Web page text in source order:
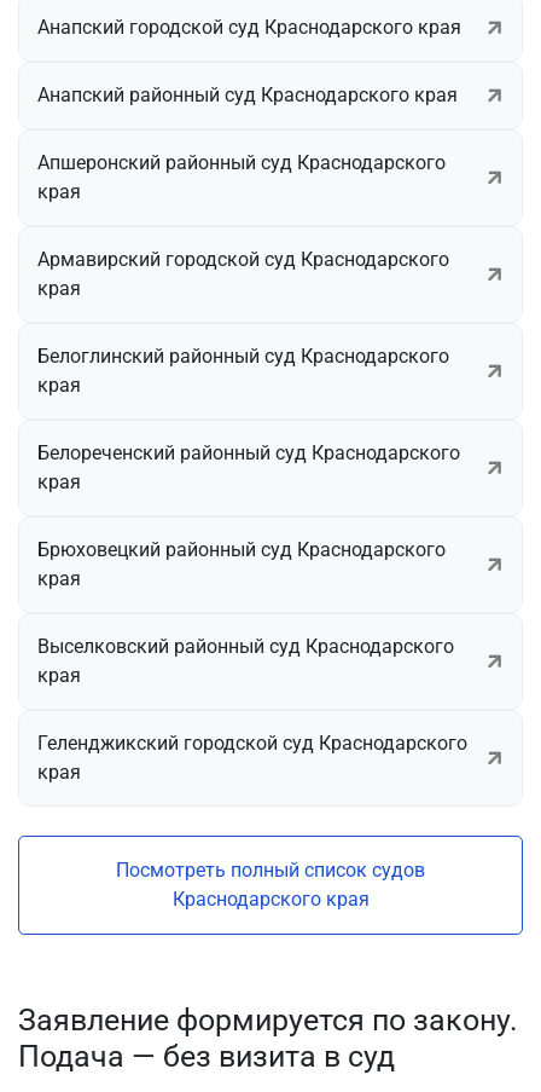
Анапский городской суд Краснодарского края
Анапский районный суд Краснодарского края
Апшеронский районный суд Краснодарского
края
Армавирский городской суд Краснодарского
края
Белоглинский районный суд Краснодарского
края
Белореченский районный суд Краснодарского
края
Брюховецкий районный суд Краснодарского
края
Выселковский районный суд Краснодарского
края
Геленджикский городской суд Краснодарского
края
Посмотреть полный список судов
Краснодарского края
Заявление формируется по закону.
Подача — без визита в суд